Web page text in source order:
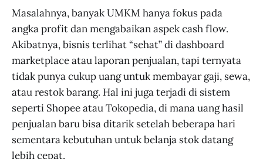
Masalahnya, banyak UMKM hanya fokus pada
angka profit dan mengabaikan aspek cash flow.
Akibatnya, bisnis terlihat “sehat” di dashboard
marketplace atau laporan penjualan, tapi ternyata
tidak punya cukup uang untuk membayar gaji, sewa,
atau restok barang. Hal ini juga terjadi di sistem
seperti Shopee atau Tokopedia, di mana uang hasil
penjualan baru bisa ditarik setelah beberapa hari
sementara kebutuhan untuk belanja stok datang
lebih cepat.